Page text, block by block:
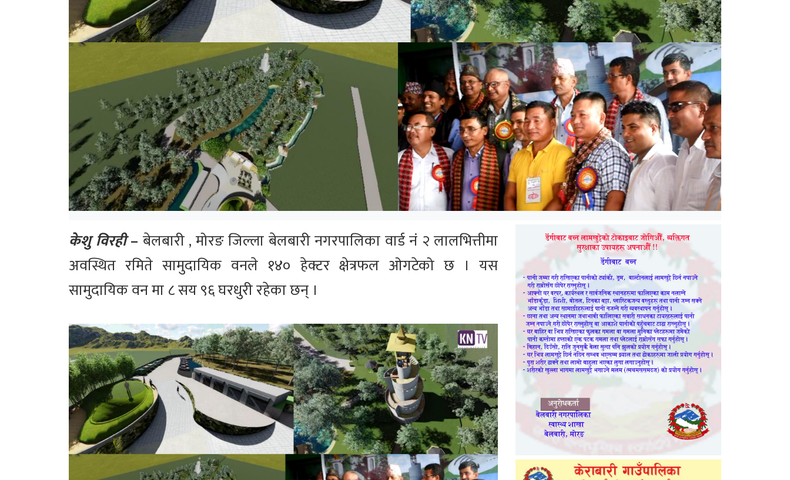
केशु विरही– बेलबारी , मोरङ जिल्ला बेलबारी नगरपालिका वार्ड नं २ लालभित्तीमा
अवस्थित रमिते सामुदायिक वनले १४० हेक्टर क्षेत्रफल ओगटेको छ । यस
सामुदायिक वन मा ८ सय ९६ घरधुरी रहेका छन् ।